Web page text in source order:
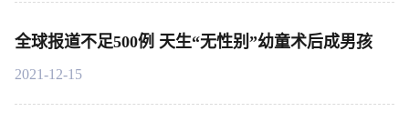
全球报道不足500例 天生“无性别”幼童术后成男孩
2021-12-15